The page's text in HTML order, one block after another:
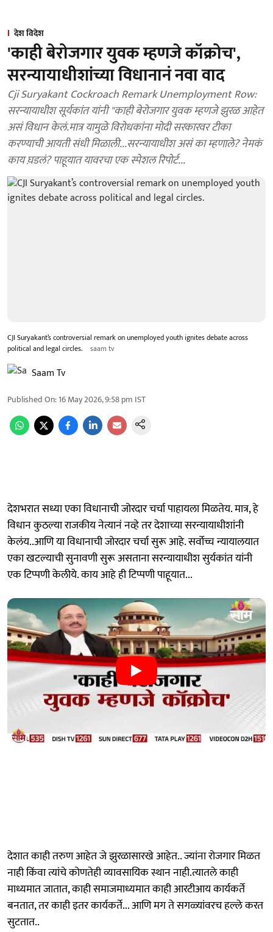
देश विदेश
'काही बेरोजगार युवक म्हणजे कॉक्रोच',
सरन्यायाधीशांच्या विधानानं नवा वाद
Cji Suryakant Cockroach Remark Unemployment Row:
सरन्यायाधीश सूर्यकांत यांनी "काही बेरोजगार युवक म्हणजे झुरळ आहेत
असं विधान केलं.मात्र यामुळे विरोधकांना मोदी सरकारवर टीका
करण्याची आयती संधी मिळाली...सरन्यायाधीश असं का म्हणाले? नेमकं
काय घ़डलं? पाहूयात यावरचा एक स्पेशल रिपोर्ट...
CJI Suryakant’s controversial remark on unemployed youth ignites debate across
political and legal circles.
saam tv
Saam Tv
Published On:16 May 2026, 9:58 pm IST
देशभरात सध्या एका विधानाची जोरदार चर्चा पाहायला मिळतेय. मात्र, हे
विधान कुठल्या राजकीय नेत्यानं नव्हे तर देशाच्या सरन्यायाधीशांनी
केलंय..आणि या विधानाची जोरदार चर्चा सुरू आहे. सर्वोच्च न्यायालयात
एका खटल्याची सुनावणी सुरू असताना सरन्यायाधीश सुर्यकांत यांनी
एक टिप्पणी केलीये. काय आहे ही टिप्पणी पाहूयात...
देशात काही तरुण आहेत जे झुरळासारखे आहेत.. ज्यांना रोजगार मिळत
नाही किंवा त्यांचे कोणतेही व्यावसायिक स्थान नाही.त्यातले काही
माध्यमात जातात, काही समाजमाध्यमात काही आरटीआय कार्यकर्ते
बनतात, तर काही इतर कार्यकर्ते... आणि मग ते सगळ्यांवरच हल्ले करत
सुटतात..